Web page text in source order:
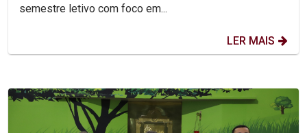
semestre letivo com foco em...
LER MAIS